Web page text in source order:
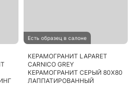
Есть образец в салоне
КЕРАМОГРАНИТ LAPARET
CARNICO GREY
КЕРАМОГРАНИТ СЕРЫЙ 80X80
ЛАППАТИРОВАННЫЙ